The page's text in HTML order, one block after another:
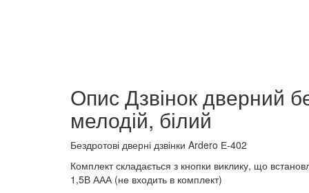
Опис Дзвінок дверний
мелодій, білий
Бездротові дверні дзвінки Ardero Е-402
Комплект складається з кнопки виклику, що
1,5В ААА (не входить в комплект)